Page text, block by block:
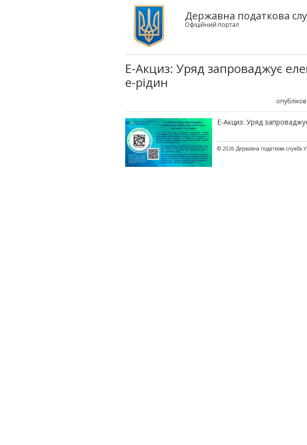
Державна податкова
Офіційний портал
Е-Акциз: Уряд запроваджує
е-рідин
Е-Акциз: Уряд
© 2026 Державна податкова служба